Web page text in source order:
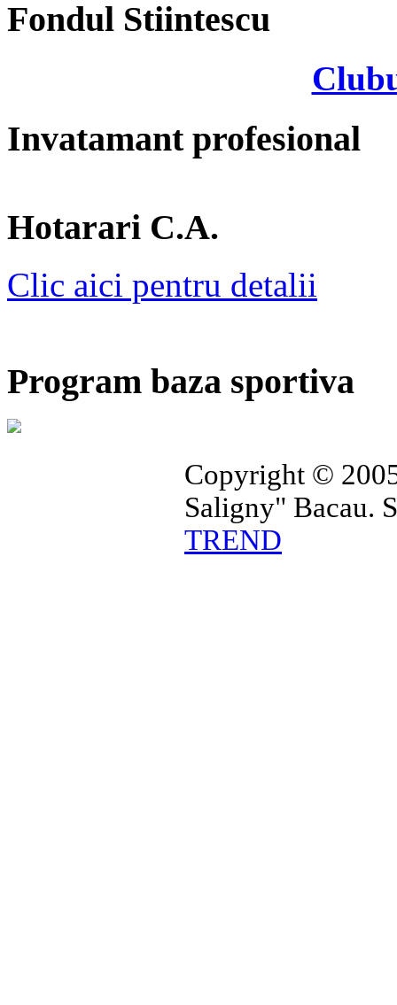
Fondul Stiintescu
Invatamant profesional
Hotarari C.A.
Clic aici pentru detalii
Program baza sportiva
Copyright ©
Saligny" Bacau.
TREND